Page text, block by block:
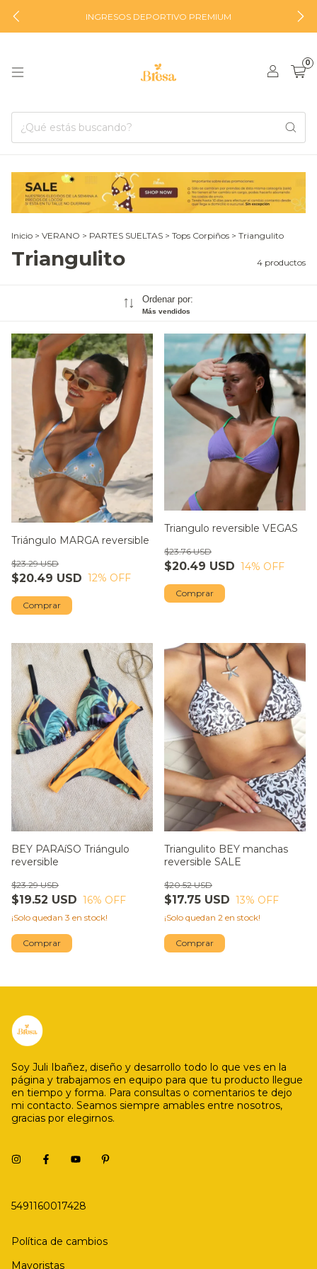
INGRESOS DEPORTIVO PREMIUM
0
Inicio > VERANO > PARTES SUELTAS > Tops Corpiños > Triangulito
Triangulito 4 productos
Ordenar por:
Más vendidos
Triángulo MARGA reversible
$20.49 USD
$23.29 USD
12% OFF
Comprar
Triangulo reversible VEGAS
$20.49 USD
$23.76 USD
14% OFF
Comprar
BEY PARAíSO Triángulo
reversible
$19.52 USD
$23.29 USD
16% OFF
¡Solo quedan 3 en stock!
Comprar
Triangulito BEY manchas
reversible SALE
$17.75 USD
$20.52 USD
13% OFF
¡Solo quedan 2 en stock!
Comprar
Soy Juli Ibañez, diseño y desarrollo todo lo que ves en la
página y trabajamos en equipo para que tu producto llegue
en tiempo y forma. Para consultas o comentarios te dejo
mi contacto. Seamos siempre amables entre nosotros,
gracias por elegirnos.
5491160017428
Política de cambios
Mayoristas